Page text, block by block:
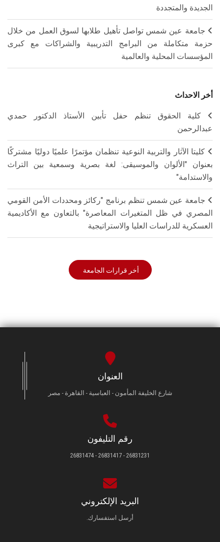
الجديدة والمتجددة
جامعة عين شمس تواصل تأهيل طلابها لسوق العمل من خلال
حزمة متكاملة من البرامج التدريبية والشراكات مع كبرى
المؤسسات المحلية والعالمية
أخر الاحداث
كلية الحقوق تنظم حفل تأبين الأستاذ الدكتور حمدي
عبدالرحمن
كليتا الآثار والتربية النوعية تنظمان مؤتمرًا علميًا دوليًا مشتركًا
بعنوان "الألوان والموسيقى: لغة بصرية وسمعية بين التراث
والاستدامة"
جامعة عين شمس تنظم برنامج "ركائز ومحددات الأمن القومي
المصري في ظل المتغيرات المعاصرة" بالتعاون مع الأكاديمية
العسكرية للدراسات العليا والاستراتيجية
أخر قرارات الجامعة
العنوان
شارع الخليفة المأمون - العباسية - القاهرة - مصر
رقم التليفون
26831231 - 26831417 - 26831474
البريد الإلكتروني
أرسل استفسارك.